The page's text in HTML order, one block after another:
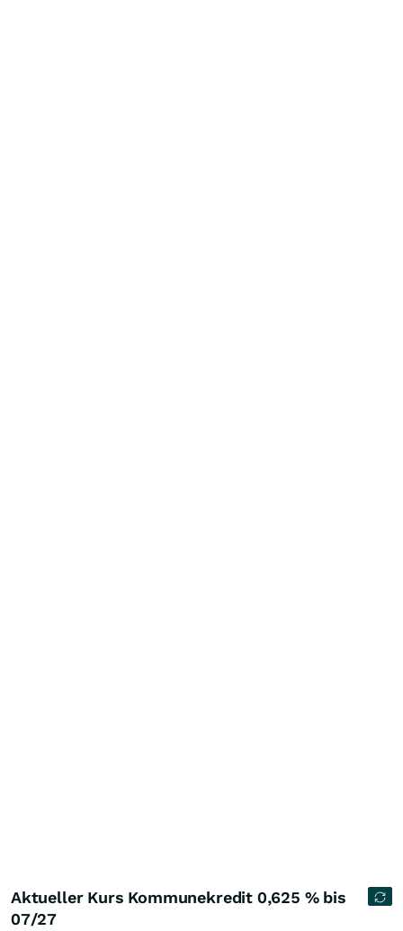
Aktueller Kurs Kommunekredit 0,625 % bis
07/27